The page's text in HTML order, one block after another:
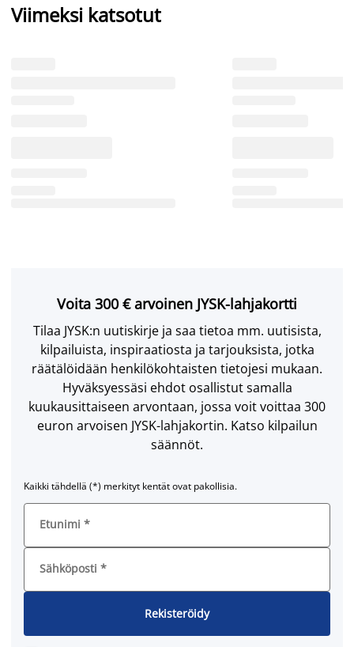
Viimeksi katsotut
Voita 300 € arvoinen JYSK-lahjakortti
Tilaa JYSK:n uutiskirje ja saa tietoa mm. uutisista,
kilpailuista, inspiraatiosta ja tarjouksista, jotka
räätälöidään henkilökohtaisten tietojesi mukaan.
Hyväksyessäsi ehdot osallistut samalla
kuukausittaiseen arvontaan, jossa voit voittaa 300
euron arvoisen JYSK-lahjakortin. Katso kilpailun
säännöt.
Kaikki tähdellä (*) merkityt kentät ovat pakollisia.
Etunimi *
Sähköposti *
Rekisteröidy